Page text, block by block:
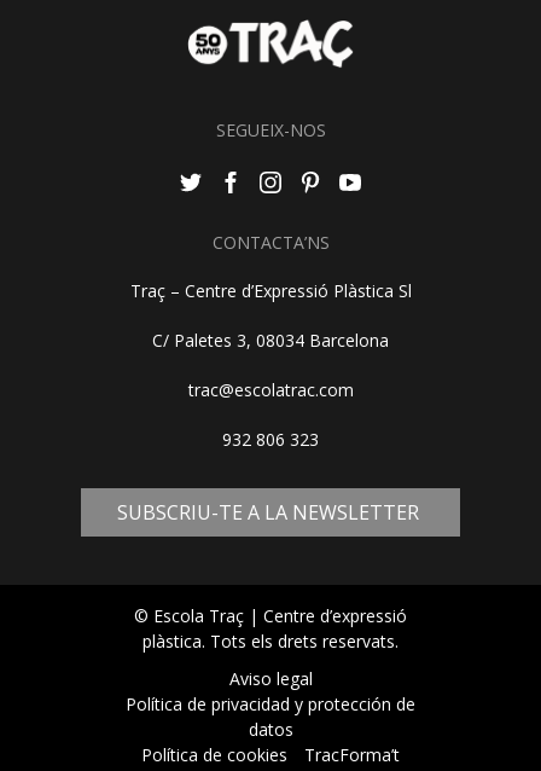
SEGUEIX-NOS
CONTACTA’NS
Traç – Centre d’Expressió Plàstica Sl
C/ Paletes 3, 08034 Barcelona
trac@escolatrac.com
932 806 323
SUBSCRIU-TE A LA NEWSLETTER
© Escola Traç | Centre d’expressió
plàstica. Tots els drets reservats.
Aviso legal
Política de privacidad y protección de
datos
Política de cookies
TracForma’t